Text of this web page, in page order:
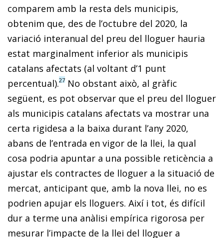
comparem amb la resta dels municipis,
obtenim que, des de l’octubre del 2020, la
variació interanual del preu del lloguer hauria
estat marginalment inferior als municipis
catalans afectats (al voltant d’1 punt
percentual).27 No obstant això, al gràfic
següent, es pot observar que el preu del lloguer
als municipis catalans afectats va mostrar una
certa rigidesa a la baixa durant l’any 2020,
abans de l’entrada en vigor de la llei, la qual
cosa podria apuntar a una possible reticència a
ajustar els contractes de lloguer a la situació de
mercat, anticipant que, amb la nova llei, no es
podrien apujar els lloguers. Així i tot, és difícil
dur a terme una anàlisi empírica rigorosa per
mesurar l’impacte de la llei del lloguer a